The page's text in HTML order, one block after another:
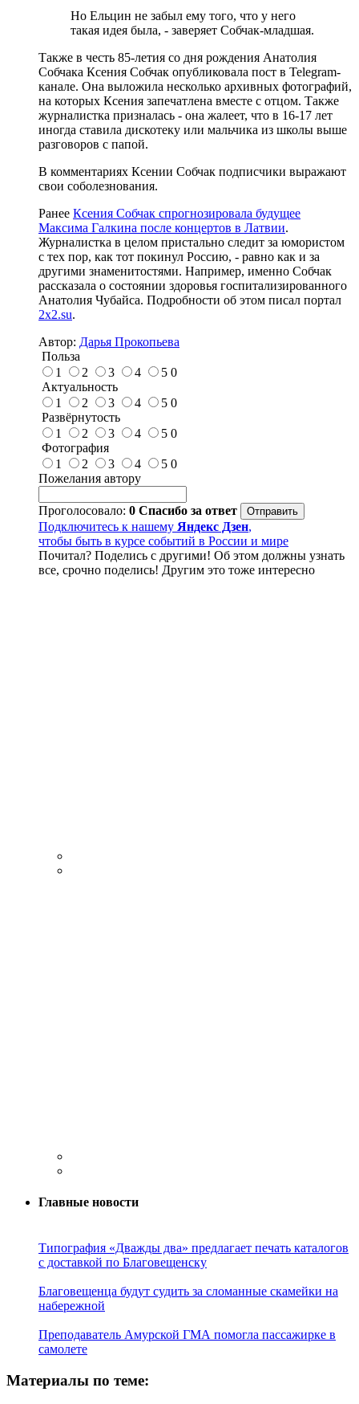
Но Ельцин не забыл ему того, что у него
такая идея была, - заверяет Собчак-младшая.
Также в честь 85-летия со дня рождения Анатолия
Собчака Ксения Собчак опубликовала пост в Telegram-
канале. Она выложила несколько архивных фотографий,
на которых Ксения запечатлена вместе с отцом. Также
журналистка призналась - она жалеет, что в 16-17 лет
иногда ставила дискотеку или мальчика из школы выше
разговоров с папой.
В комментариях Ксении Собчак подписчики выражают
свои соболезнования.
Ранее Ксения Собчак спрогнозировала будущее
Максима Галкина после концертов в Латвии.
Журналистка в целом пристально следит за юмористом
с тех пор, как тот покинул Россию, - равно как и за
другими знаменитостями. Например, именно Собчак
рассказала о состоянии здоровья госпитализированного
Анатолия Чубайса. Подробности об этом писал портал
2x2.su.
Автор: Дарья Прокопьева
Польза
1
2 3 4 5 0
Актуальность
1
2 3 4 5 0
Развёрнутость
1
2 3 4 5 0
Фотография
1
2 3 4 5 0
Пожелания автору
Проголосовало: 0 Спасибо за ответ
Подключитесь к нашему Яндекс Дзен,
чтобы быть в курсе событий в России и мире
Почитал? Поделись с другими! Об этом должны узнать
все, срочно поделись! Другим это тоже интересно
Главные новости
Типография «Дважды два» предлагает печать каталогов
с доставкой по Благовещенску
Благовещенца будут судить за сломанные скамейки на
набережной
Преподаватель Амурской ГМА помогла пассажирке в
самолете
Материалы по теме: